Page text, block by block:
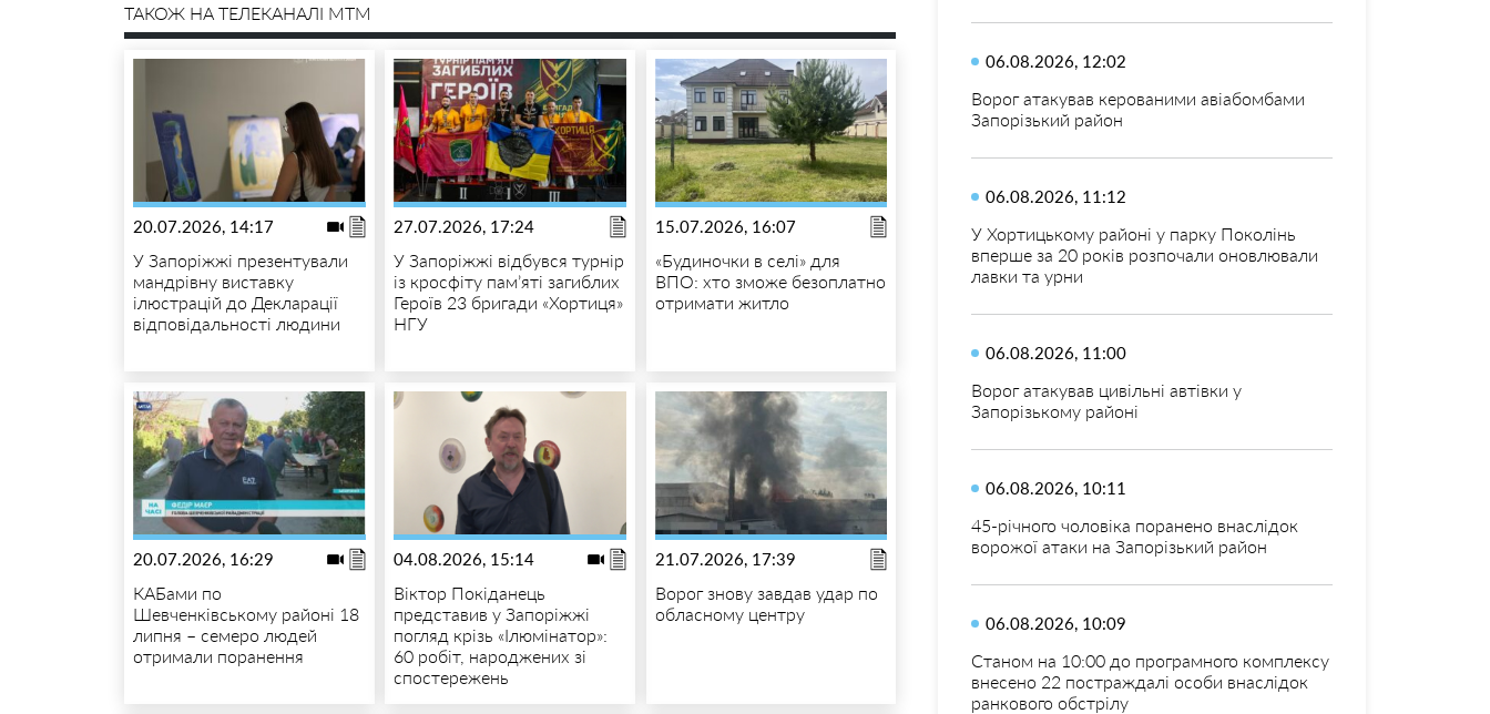
ТАКОЖ НА ТЕЛЕКАНАЛІ MTM
20.07.2026, 14:17
У Запоріжжі презентували
мандрівну виставку
ілюстрацій до Декларації
відповідальності людини
27.07.2026, 17:24
У Запоріжжі відбувся турнір
із кросфіту пам’яті загиблих
Героїв 23 бригади «Хортиця»
НГУ
15.07.2026, 16:07
«Будиночки в селі» для
ВПО: хто зможе безоплатно
отримати житло
20.07.2026, 16:29
КАБами по
Шевченківському районі 18
липня – семеро людей
отримали поранення
04.08.2026, 15:14
Віктор Покіданець
представив у Запоріжжі
погляд крізь «Ілюмінатор»:
60 робіт, народжених зі
спостережень
21.07.2026, 17:39
Ворог знову завдав удар по
обласному центру
06.08.2026, 12:02
Ворог атакував керованими авіабомбами
Запорізький район
06.08.2026, 11:12
У Хортицькому районі у парку Поколінь
вперше за 20 років розпочали оновлювали
лавки та урни
06.08.2026, 11:00
Ворог атакував цивільні автівки у
Запорізькому районі
06.08.2026, 10:11
45-річного чоловіка поранено внаслідок
ворожої атаки на Запорізький район
06.08.2026, 10:09
Станом на 10:00 до програмного комплексу
внесено 22 постраждалі особи внаслідок
ранкового обстрілу